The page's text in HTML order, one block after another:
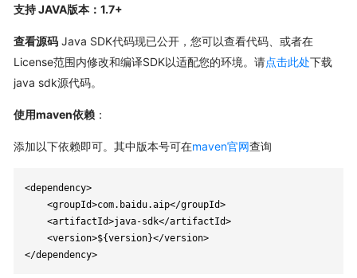
支持 JAVA版本：1.7+
查看源码Java SDK代码现已公开，您可以查看代码、或者在
License范围内修改和编译SDK以适配您的环境。请点击此处下载
java sdk源代码。
使用maven依赖：
添加以下依赖即可。其中版本号可在maven官网查询
<dependency>
    <groupId>com.baidu.aip</groupId>
    <artifactId>java-sdk</artifactId>
    <version>${version}</version>
</dependency>